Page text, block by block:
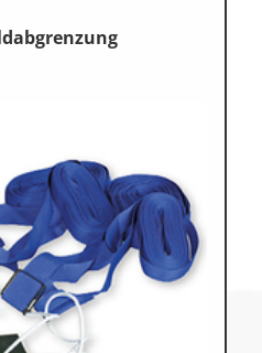
Funktional Training
Kampfsport
Objekteinrichtungen